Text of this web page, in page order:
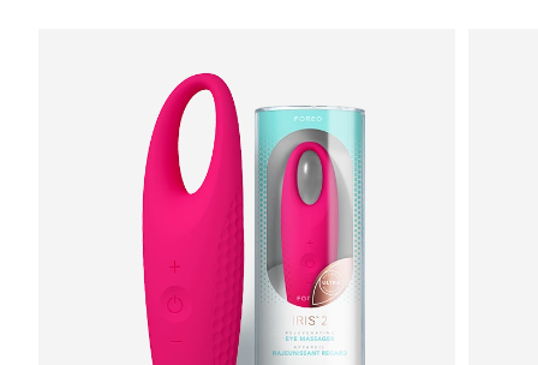
Entrega prevista
Entrega prevista
Entrega prevista
Entrega prevista
Arábia Saudita Entrega prevista